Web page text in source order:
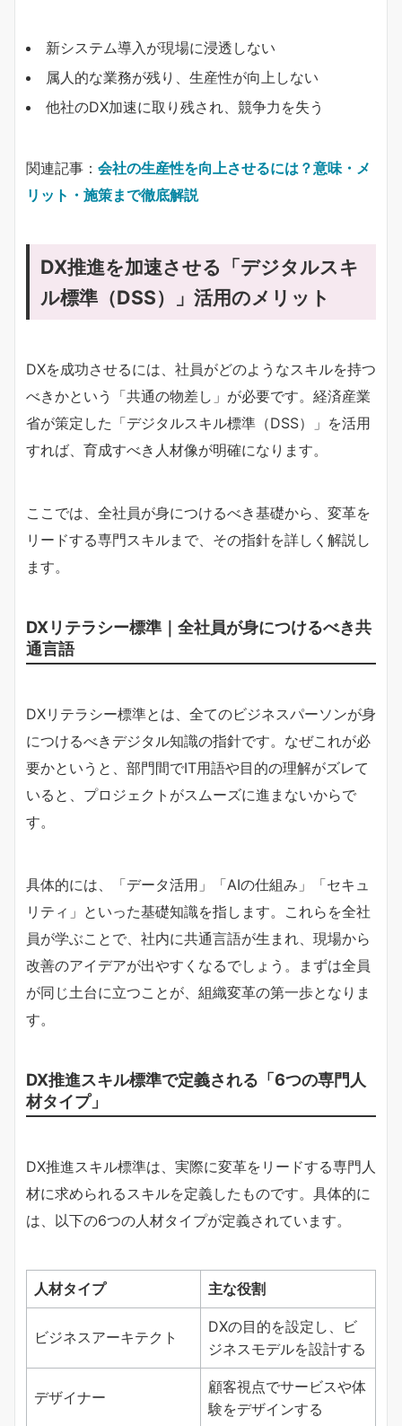
新システム導入が現場に浸透しない
属人的な業務が残り、生産性が向上しない
他社のDX加速に取り残され、競争力を失う
関連記事： 会社の生産性を向上させるには？意味・メ
リット・施策まで徹底解説
DX推進を加速させる「デジタルスキ
ル標準（DSS）」活用のメリット
DXを成功させるには、社員がどのようなスキルを持つ
べきかという「共通の物差し」が必要です。経済産業
省が策定した「デジタルスキル標準（DSS）」を活用
すれば、育成すべき人材像が明確になります。
ここでは、全社員が身につけるべき基礎から、変革を
リードする専門スキルまで、その指針を詳しく解説し
ます。
DXリテラシー標準｜全社員が身につけるべき共
通言語
DXリテラシー標準とは、全てのビジネスパーソンが身
につけるべきデジタル知識の指針です。なぜこれが必
要かというと、部門間でIT用語や目的の理解がズレて
いると、プロジェクトがスムーズに進まないからで
す。
具体的には、「データ活用」「AIの仕組み」「セキュ
リティ」といった基礎知識を指します。これらを全社
員が学ぶことで、社内に共通言語が生まれ、現場から
改善のアイデアが出やすくなるでしょう。まずは全員
が同じ土台に立つことが、組織変革の第一歩となりま
す。
DX推進スキル標準で定義される「6つの専門人
材タイプ」
DX推進スキル標準は、実際に変革をリードする専門人
材に求められるスキルを定義したものです。具体的に
は、以下の6つの人材タイプが定義されています。
人材タイプ 主な役割
ビジネスアーキテクト
DXの目的を設定し、ビ
ジネスモデルを設計する
デザイナー
顧客視点でサービスや体
験をデザインする